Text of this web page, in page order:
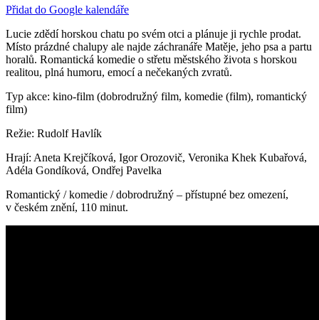
Přidat do Google kalendáře
Lucie zdědí horskou chatu po svém otci a plánuje ji rychle prodat.
Místo prázdné chalupy ale najde záchranáře Matěje, jeho psa a partu
horalů. Romantická komedie o střetu městského života s horskou
realitou, plná humoru, emocí a nečekaných zvratů.
Typ akce: kino-film (dobrodružný film, komedie (film), romantický
film)
Režie: Rudolf Havlík
Hrají: Aneta Krejčíková, Igor Orozovič, Veronika Khek Kubařová,
Adéla Gondíková, Ondřej Pavelka
Romantický / komedie / dobrodružný – přístupné bez omezení,
v českém znění, 110 minut.